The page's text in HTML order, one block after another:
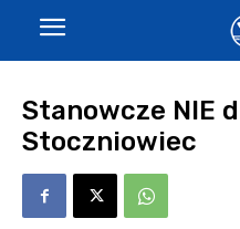
Stanowcze NIE
Stoczniowiec